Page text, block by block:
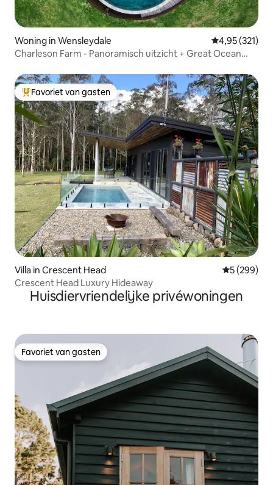
Woning in Wensleydale Gemiddelde
4,95 (321)
Charleson Farm - Panoramisch uitzicht + Great Ocean
Topfavoriet van gasten
Favoriet van gasten
Villa in Crescent Head
5 (299)
Crescent Head Luxury Hideaway
Huisdiervriendelijke privéwoningen
Favoriet van gasten
Favoriet van gasten